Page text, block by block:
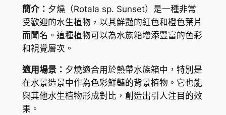
到
H
$
6
3
s
p
.
S
u
n
s
e
簡介： 夕燒（Rotala sp. Sunset）是一種非常
受歡迎的水生植物，以其鮮豔的紅色和橙色葉片
而聞名。這種植物可以為水族箱增添豐富的色彩
和視覺層次。
適用場景： 夕燒適合用於熱帶水族箱中，特別是
在水景造景中作為色彩鮮豔的背景植物。它也能
與其他水生植物形成對比，創造出引人注目的效
果。